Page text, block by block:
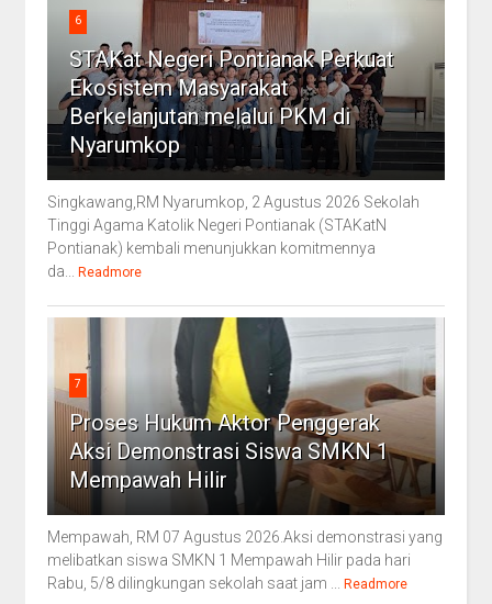
6
STAKat Negeri Pontianak Perkuat
Ekosistem Masyarakat
Berkelanjutan melalui PKM di
Nyarumkop
Singkawang,RM Nyarumkop, 2 Agustus 2026 Sekolah
Tinggi Agama Katolik Negeri Pontianak (STAKatN
Pontianak) kembali menunjukkan komitmennya
da...
Readmore
7
Proses Hukum Aktor Penggerak
Aksi Demonstrasi Siswa SMKN 1
Mempawah Hilir
Mempawah, RM 07 Agustus 2026.Aksi demonstrasi yang
melibatkan siswa SMKN 1 Mempawah Hilir pada hari
Rabu, 5/8 dilingkungan sekolah saat jam ...
Readmore